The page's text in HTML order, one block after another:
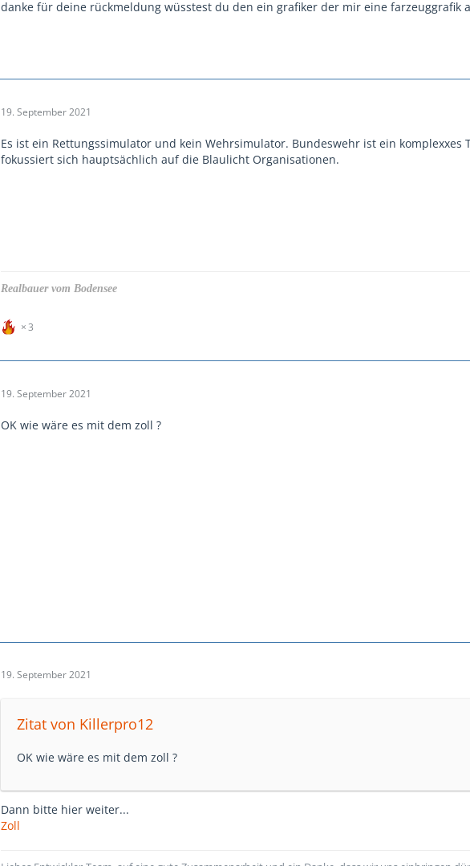
danke für deine rückmeldung wüsstest du den ein grafiker der mir eine farzeuggrafik
19. September 2021
Es ist ein Rettungssimulator und kein Wehrsimulator. Bundeswehr ist ein
fokussiert sich hauptsächlich auf die Blaulicht Organisationen.
Realbauer vom Bodensee
3
19. September 2021
OK wie wäre es mit dem zoll ?
19. September 2021
Zitat von Killerpro12
OK wie wäre es mit dem zoll ?
Dann bitte hier weiter...
Zoll